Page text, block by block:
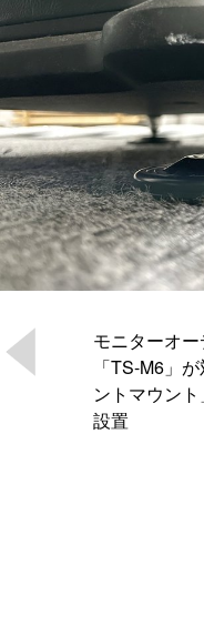
モニターオ
「TS-M6」
ントマウン
設置